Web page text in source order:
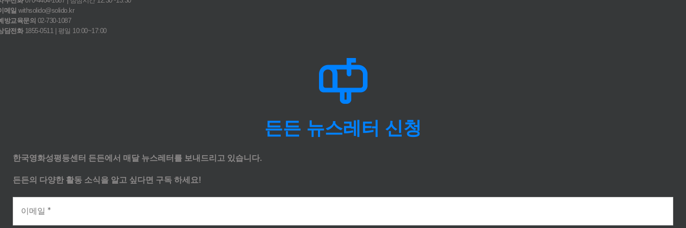
메일 withsolido@solido.kr
방교육문의 02-730-1087
담전화1855-0511 | 평일 10:00~17:00
든든 뉴스레터 신청
한국영화성평등센터 든든에서 매달 뉴스레터를 보내드리고 있습니다.
든든의 다양한 활동 소식을 알고 싶다면 구독 하세요!